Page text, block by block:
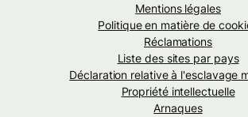
Mentions légales
Politique en matière de
Réclamations
Liste des sites par pays
Déclaration relative à l'esclavage
Propriété intellectuelle
Arnaques